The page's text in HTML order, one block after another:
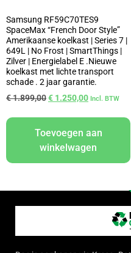
Samsung RF59C70TES9
SpaceMax “French Door Style”
Amerikaanse koelkast | Series 7 |
649L | No Frost | SmartThings |
Zilver | Energielabel E .Nieuwe
koelkast met lichte transport
schade . 2 jaar garantie.
€1.899,00€ 1.250,00 Incl. BTW
Toevoegen aan
winkelwagen